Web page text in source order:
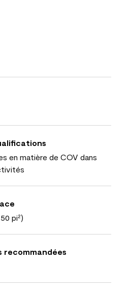
en matière de COV dans
pi²)
recommandées